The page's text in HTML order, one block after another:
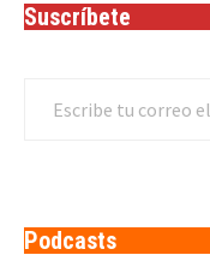
Suscríbete
Podcasts